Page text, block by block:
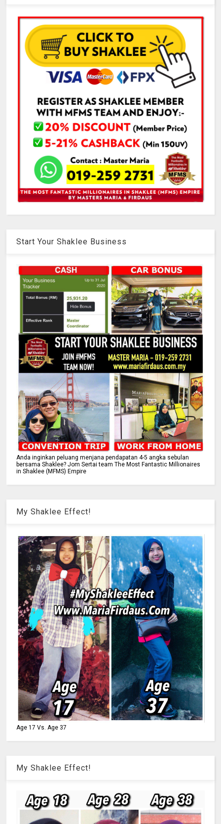
Start Your Shaklee Business
Anda inginkan peluang menjana pendapatan 4-5 angka sebulan
bersama Shaklee? Jom Sertai team The Most Fantastic Millionaires
in Shaklee (MFMS) Empire
My Shaklee Effect!
Age 17 Vs. Age 37
My Shaklee Effect!